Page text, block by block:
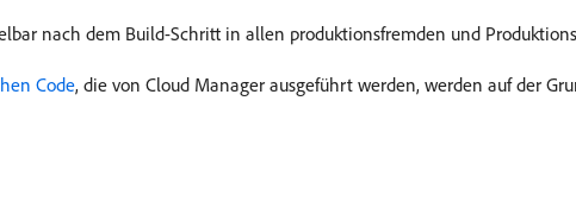
nach dem Build-Schritt in allen produktionsfremden und
Code, die von Cloud Manager ausgeführt werden, werden auf der